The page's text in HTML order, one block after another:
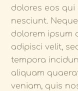
dolores eos
nesciunt.
dolorem ipsum
adipisci velit,
tempora
aliquam
veniam, quis